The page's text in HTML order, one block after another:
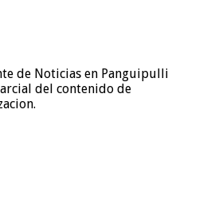
de Noticias en Panguipulli
del contenido de